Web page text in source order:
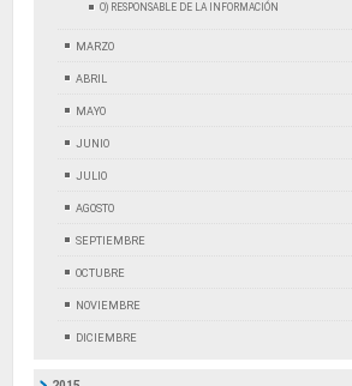
O) RESPONSABLE DE LA INFORMACIÓN
MARZO
ABRIL
MAYO
JUNIO
JULIO
AGOSTO
SEPTIEMBRE
OCTUBRE
NOVIEMBRE
DICIEMBRE